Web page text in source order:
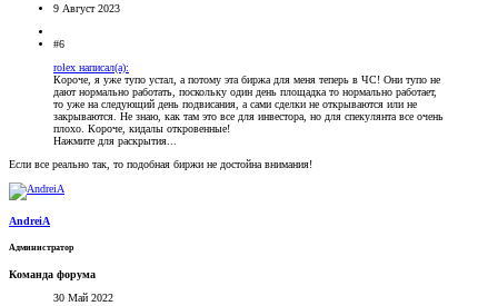
9 Август 2023
#6
rolex написал(а):
Короче, я уже тупо устал, а потому эта биржа для меня теперь в ЧС! Они тупо не
дают нормально работать, поскольку один день площадка то нормально работает,
то уже на следующий день подвисания, а сами сделки не открываются или не
закрываются. Не знаю, как там это все для инвестора, но для спекулянта все очень
плохо. Короче, кидалы откровенные!
Нажмите для раскрытия...
Если все реально так, то подобная биржи не достойна внимания!
AndreiA
Администратор
Команда форума
30 Май 2022